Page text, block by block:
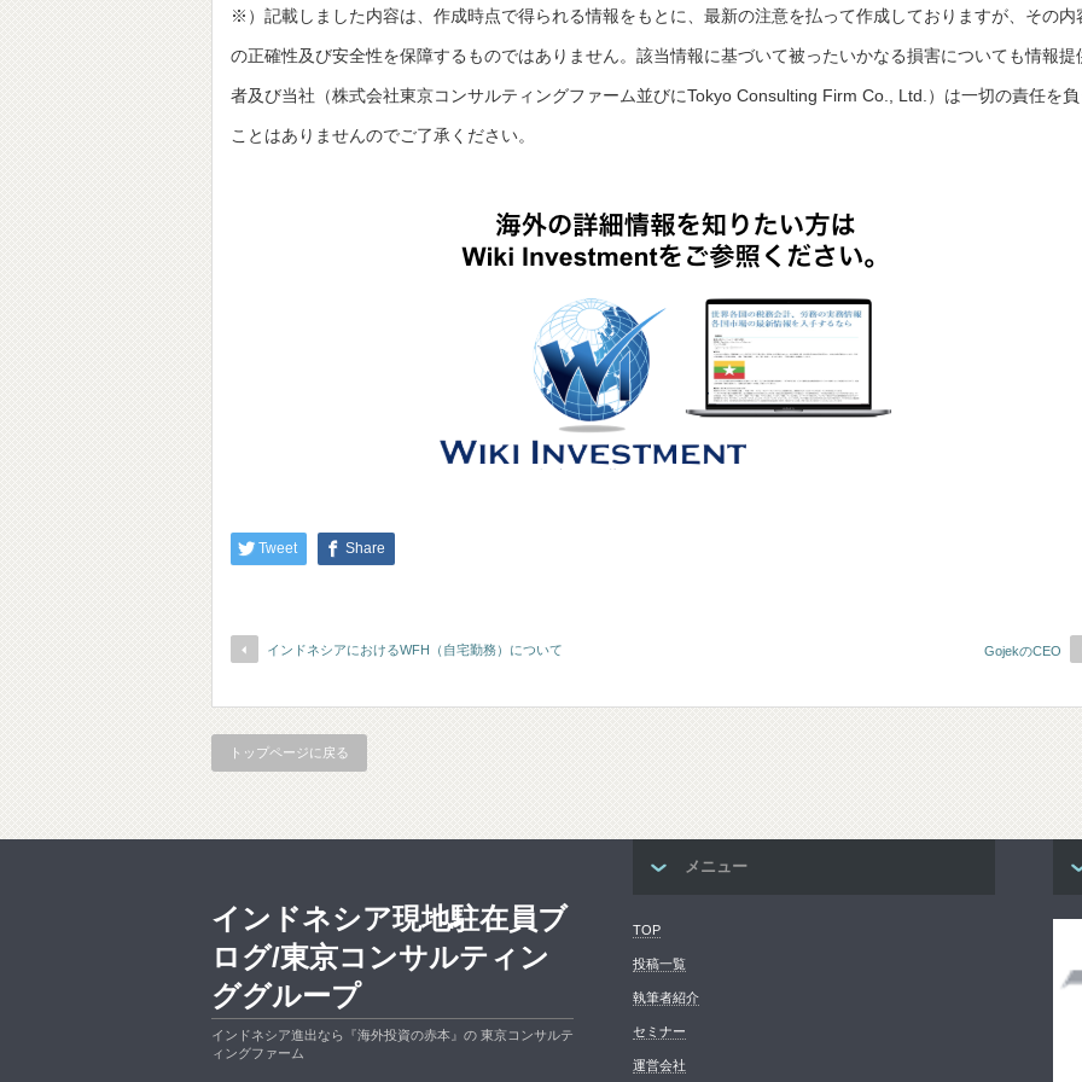
※）記載しました内容は、作成時点で得られる情報をもとに、最新の注意を払って作成しておりますが、その内
の正確性及び安全性を保障するものではありません。該当情報に基づいて被ったいかなる損害についても情報提
者及び当社（株式会社東京コンサルティングファーム並びにTokyo Consulting Firm Co., Ltd.）は一切の責任を負
ことはありませんのでご了承ください。
Tweet Share
インドネシアにおけるWFH（自宅勤務）について GojekのCEO
トップページに戻る
メニュー
TOP
投稿一覧
執筆者紹介
セミナー
運営会社
インドネシア現地駐在員ブ
ログ/東京コンサルティン
ググループ
インドネシア進出なら『海外投資の赤本』の 東京コンサルテ
ィングファーム